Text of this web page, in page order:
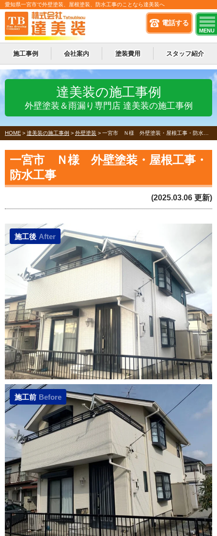
電話する
MENU
愛知県一宮市で外壁塗装、屋根塗装、防水工事のことなら達美装へ
施工事例 会社案内 塗装費用 スタッフ紹介
達美装の施工事例
外壁塗装＆雨漏り専門店 達美装の施工事例
HOME > 達美装の施工事例 > 外壁塗装 > 一宮市 Ｎ様 外壁塗装・屋根工事・防水工事
一宮市 Ｎ様 外壁塗装・屋根工事・
防水工事
(2025.03.06 更新)
施工後 After
施工前 Before